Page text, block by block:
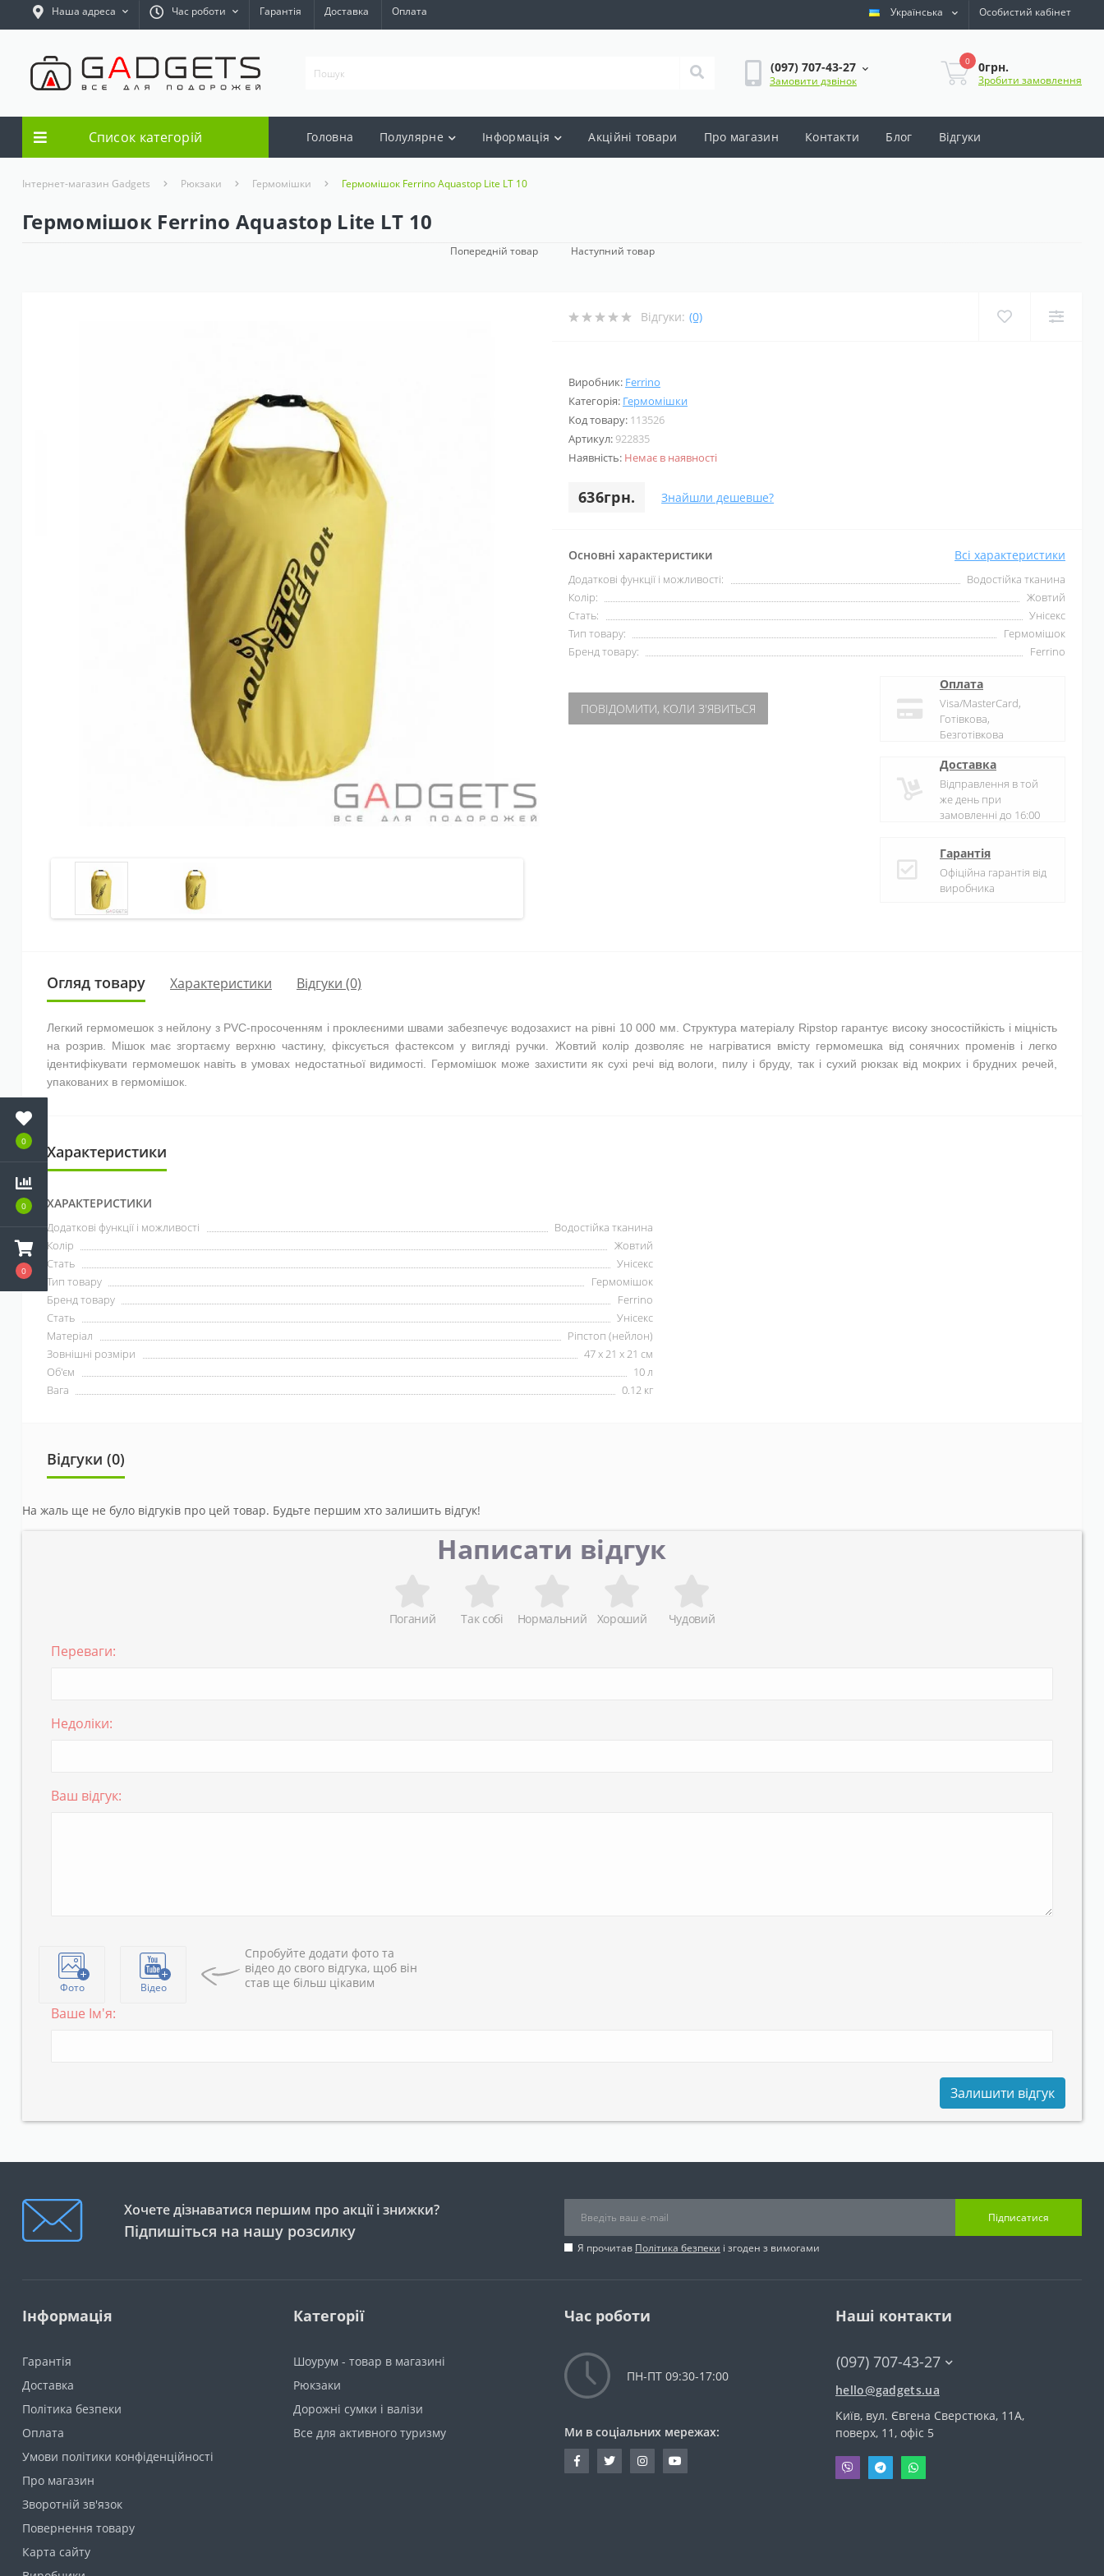
0
0
0
Наша адреса Час роботи Гарантія Доставка Оплата Українська Особистий кабінет
(097) 707-43-27
Замовити дзвінок
0 0грн.
Зробити замовлення
Список категорій Головна Полулярне Інформація Акцiйнi товари Про магазин Контакти Блог Відгуки
Інтернет-магазин Gadgets Рюкзаки Гермомішки Гермомішок Ferrino Aquastop Lite LT 10
Гермомішок Ferrino Aquastop Lite LT 10
Попередній товар Наступний товар
Відгуки: (0)
Виробник: Ferrino
Категорія: Гермомішки
Код товару: 113526
Артикул: 922835
Наявність: Немає в наявності
636грн. Знайшли дешевше?
Основні характеристики Всі характеристики
Додаткові функції і можливості:
Водостійка тканина
Колір:
Жовтий
Стать:
Унісекс
Тип товару:
Гермомішок
Бренд товару:
Ferrino
ПОВІДОМИТИ, КОЛИ З'ЯВИТЬСЯ
Оплата
Visa/MasterCard,
Готівкова,
Безготівкова
Доставка
Відправлення в той
же день при
замовленні до 16:00
Гарантія
Офіційна гарантія від
виробника
Огляд товару Характеристики Відгуки (0)
Легкий гермомешок з нейлону з PVC-просоченням і проклеєними швами забезпечує водозахист на рівні 10 000 мм. Структура матеріалу Ripstop гарантує високу зносостійкість і міцність
на розрив. Мішок має згортаєму верхню частину, фіксується фастексом у вигляді ручки. Жовтий колір дозволяє не нагріватися вмісту гермомешка від сонячних променів і легко
ідентифікувати гермомешок навіть в умовах недостатньої видимості. Гермомішок може захистити як сухі речі від вологи, пилу і бруду, так і сухий рюкзак від мокрих і брудних речей,
упакованих в гермомішок.
Характеристики
ХАРАКТЕРИСТИКИ
Додаткові функції і можливості
Водостійка тканина
Колір
Жовтий
Стать
Унісекс
Тип товару
Гермомішок
Бренд товару
Ferrino
Стать
Унісекс
Матеріал
Ріпстоп (нейлон)
Зовнішні розміри
47 х 21 х 21 см
Об'єм
10 л
Вага
0.12 кг
Відгуки (0)
На жаль ще не було відгуків про цей товар. Будьте першим хто залишить відгук!
Написати відгук
Поганий Так собі Нормальний Хороший Чудовий
Переваги:
Недоліки:
Ваш відгук:
Фото Відео
Спробуйте додати фото та
відео до свого відгука, щоб він
став ще більш цікавим
Ваше Ім'я:
Залишити відгук
Хочете дізнаватися першим про акції і знижки?
Підпишіться на нашу розсилку
Підписатися
Я прочитав Політика безпеки і згоден з вимогами
Інформація
Гарантія
Доставка
Політика безпеки
Оплата
Умови політики конфіденційності
Про магазин
Зворотній зв'язок
Повернення товару
Карта сайту
Категорії
Шоурум - товар в магазині
Рюкзаки
Дорожні сумки і валізи
Все для активного туризму
Час роботи
ПН-ПТ 09:30-17:00
Ми в соціальних мережах:
Наші контакти
(097) 707-43-27
hello@gadgets.ua
Київ, вул. Євгена Сверстюка, 11А,
поверх, 11, офіс 5